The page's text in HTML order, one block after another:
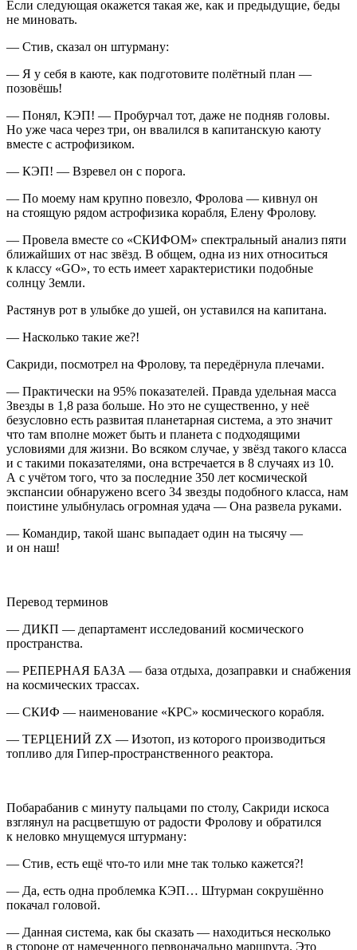
Если следующая окажется такая же, как и предыдущие, беды
не миновать.
— Стив, сказал он штурману:
— Я у себя в каюте, как подготовите полётный план —
позовёшь!
— Понял, КЭП! — Пробурчал тот, даже не подняв головы.
Но уже часа через три, он ввалился в капитанскую каюту
вместе с астрофизиком.
— КЭП! — Взревел он с порога.
— По моему нам крупно повезло, Фролова — кивнул он
на стоящую рядом астрофизика корабля, Елену Фролову.
— Провела вместе со «СКИФОМ» спектральный анализ пяти
ближайших от нас звёзд. В общем, одна из них относиться
к классу «GO», то есть имеет характеристики подобные
солнцу Земли.
Растянув рот в улыбке до ушей, он уставился на капитана.
— Насколько такие же?!
Сакриди, посмотрел на Фролову, та передёрнула плечами.
— Практически на 95% показателей. Правда удельная масса
Звезды в 1,8 раза больше. Но это не существенно, у неё
безусловно есть развитая планетарная система, а это значит
что там вполне может быть и планета с подходящими
условиями для жизни. Во всяком случае, у звёзд такого класса
и с такими показателями, она встречается в 8 случаях из 10.
А с учётом того, что за последние 350 лет космической
экспансии обнаружено всего 34 звезды подобного класса, нам
поистине улыбнулась огромная удача — Она развела руками.
— Командир, такой шанс выпадает один на тысячу —
и он наш!
Перевод терминов
— ДИКП — департамент исследований космического
пространства.
— РЕПЕРНАЯ БАЗА — база отдыха, дозаправки и снабжения
на космических трассах.
— СКИФ — наименование «КРС» космического корабля.
— ТЕРЦЕНИЙ ZX — Изотоп, из которого производиться
топливо для Гипер-пространственного реактора.
Побарабанив с минуту пальцами по столу, Сакриди искоса
взглянул на расцветшую от радости Фролову и обратился
к неловко мнущемуся штурману:
— Стив, есть ещё что-то или мне так только кажется?!
— Да, есть одна проблемка КЭП… Штурман сокрушённо
покачал головой.
— Данная система, как бы сказать — находиться несколько
в стороне от намеченного первоначально маршрута. Это